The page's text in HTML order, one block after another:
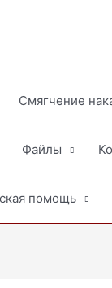
Смягчение
Файлы
помощь